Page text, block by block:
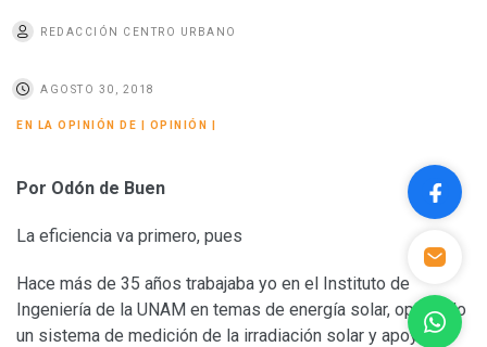
REDACCIÓN CENTRO URBANO
AGOSTO 30, 2018
EN LA OPINIÓN DE OPINIÓN
Por Odón de Buen
La eficiencia va primero, pues
Hace más de 35 años trabajaba yo en el Instituto de
Ingeniería de la UNAM en temas de energía solar, operando
un sistema de medición de la irradiación solar y apoyando